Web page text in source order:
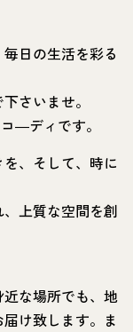
日の生活を彩る
さいませ。
―ディです。
、そして、時に
上質な空間を創
な場所でも、地
け致します。ま